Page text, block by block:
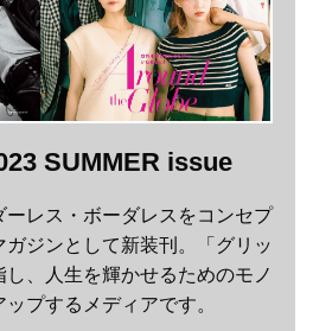
SUMMER issue
ーレス・ボーダレスをコンセプ
ガジンとして新装刊。「グリッ
、人生を輝かせるためのモノ
プするメディアです。